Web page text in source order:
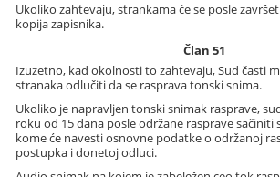
Ukoliko zahtevaju, strankama će se posle
kopija zapisnika.
Član 51
Izuzetno, kad okolnosti to zahtevaju, Sud časti
stranaka odlučiti da se rasprava tonski snima.
Ukoliko je napravljen tonski snimak rasprave,
roku od 15 dana posle održane rasprave sačiniti
kome će navesti osnovne podatke o održanoj
postupka i donetoj odluci.